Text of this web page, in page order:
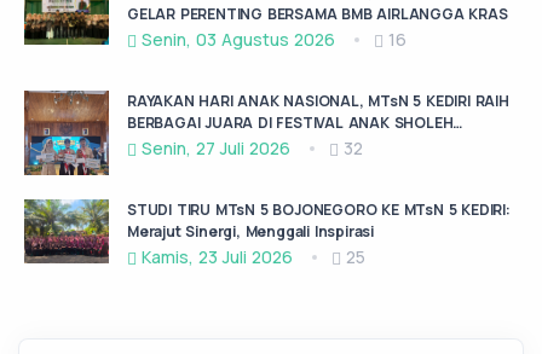
GELAR PERENTING BERSAMA BMB AIRLANGGA KRAS
Senin, 03 Agustus 2026 16
RAYAKAN HARI ANAK NASIONAL, MTsN 5 KEDIRI RAIH
BERBAGAI JUARA DI FESTIVAL ANAK SHOLEH
KABUPATEN KEDIRI
Senin, 27 Juli 2026 32
STUDI TIRU MTsN 5 BOJONEGORO KE MTsN 5 KEDIRI:
Merajut Sinergi, Menggali Inspirasi
Kamis, 23 Juli 2026 25